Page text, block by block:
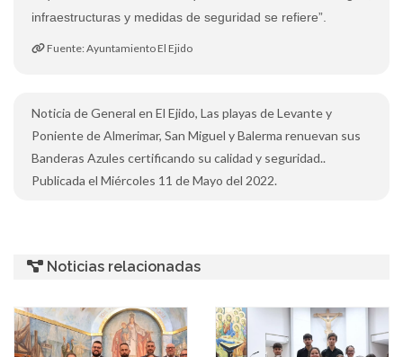
infraestructuras y medidas de seguridad se refiere”.
Fuente: Ayuntamiento El Ejido
Noticia de General en El Ejido, Las playas de Levante y
Poniente de Almerimar, San Miguel y Balerma renuevan sus
Banderas Azules certificando su calidad y seguridad..
Publicada el Miércoles 11 de Mayo del 2022.
Noticias relacionadas